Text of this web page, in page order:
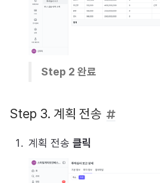
Step 2 완료
Step 3. 계획 전송
계획 전송 클릭